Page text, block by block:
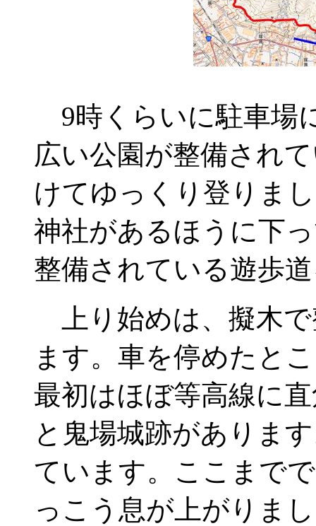
9時くらいに駐車場
広い公園が整備され
けてゆっくり登りま
神社があるほうに下
整備されている遊歩
上り始めは、擬木
ます。車を停めたと
最初はほぼ等高線に
と鬼場城跡がありま
ています。ここまで
っこう息が上がりま